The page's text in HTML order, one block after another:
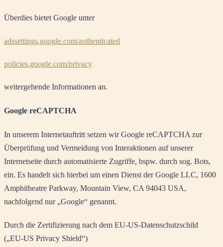
Überdies bietet Google unter
adssettings.google.com/authenticated
policies.google.com/privacy
weitergehende Informationen an.
Google reCAPTCHA
In unserem Internetauftritt setzen wir Google reCAPTCHA zur
Überprüfung und Vermeidung von Interaktionen auf unserer
Internetseite durch automatisierte Zugriffe, bspw. durch sog. Bots,
ein. Es handelt sich hierbei um einen Dienst der Google LLC, 1600
Amphitheatre Parkway, Mountain View, CA 94043 USA,
nachfolgend nur „Google“ genannt.
Durch die Zertifizierung nach dem EU-US-Datenschutzschild
(„EU-US Privacy Shield“)